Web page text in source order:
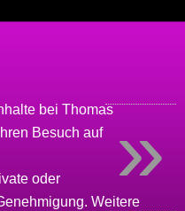
beiThomas
Besuch auf
oder
Weitere
»